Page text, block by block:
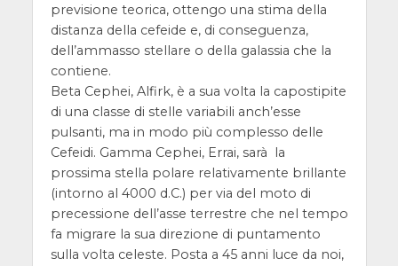
previsione teorica, ottengo una stima della
distanza della cefeide e, di conseguenza,
dell’ammasso stellare o della galassia che la
contiene.
Beta Cephei, Alfirk, è a sua volta la capostipite
di una classe di stelle variabili anch’esse
pulsanti, ma in modo più complesso delle
Cefeidi. Gamma Cephei, Errai, sarà la
prossima stella polare relativamente brillante
(intorno al 4000 d.C.) per via del moto di
precessione dell’asse terrestre che nel tempo
fa migrare la sua direzione di puntamento
sulla volta celeste. Posta a 45 anni luce da noi,